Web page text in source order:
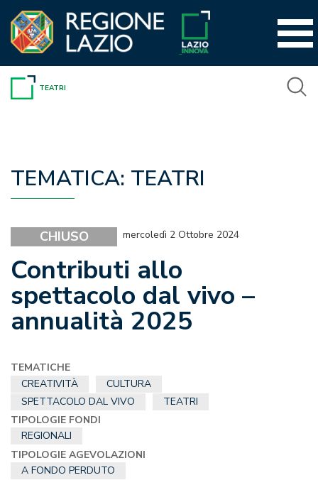
contenuto
TEATRI
TEMATICA: TEATRI
CHIUSO mercoledì 2 Ottobre 2024
Contributi allo
spettacolo dal vivo –
annualità 2025
TEMATICHE
CREATIVITÀ
CULTURA
SPETTACOLO DAL VIVO
TEATRI
TIPOLOGIE FONDI
REGIONALI
TIPOLOGIE AGEVOLAZIONI
A FONDO PERDUTO